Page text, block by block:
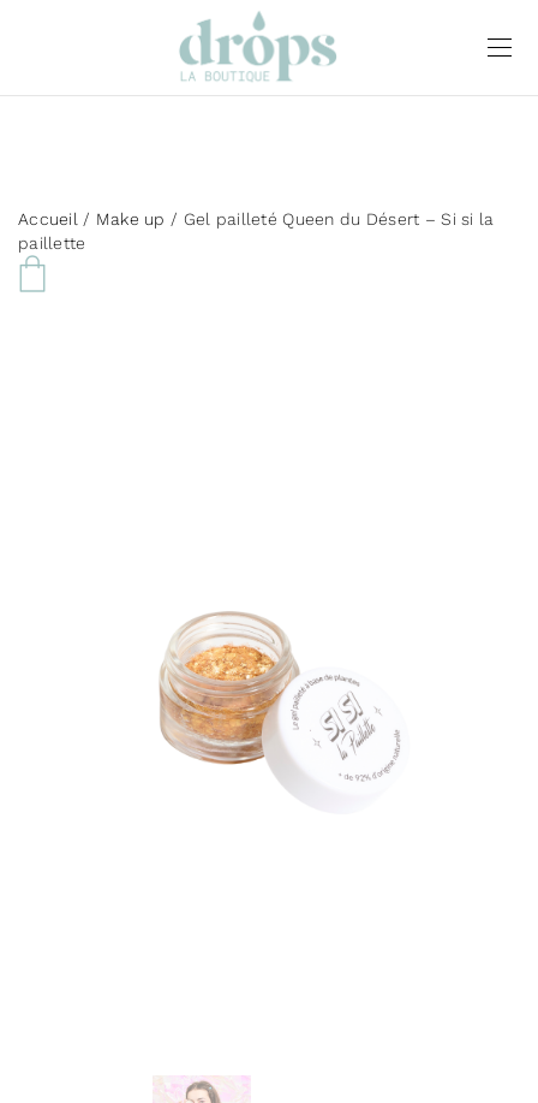
Accueil / Make up / Gel pailleté Queen du Désert – Si si la
paillette